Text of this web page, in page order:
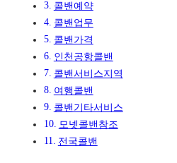
콜밴예약
콜밴업무
콜밴가격
인천공항콜밴
콜밴서비스지역​
여행콜밴​
콜밴기타서비스​
모넷콜밴참조
전국콜밴